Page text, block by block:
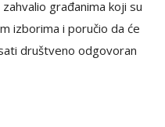
građanima koji su
izborima i poručio da će
društveno odgovoran